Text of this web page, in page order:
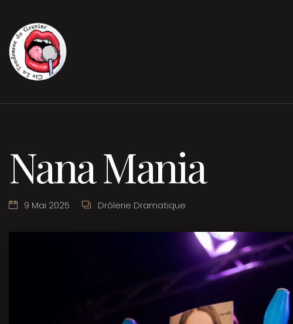
Nana Mania
9 Mai 2025 Drôlerie Dramatique